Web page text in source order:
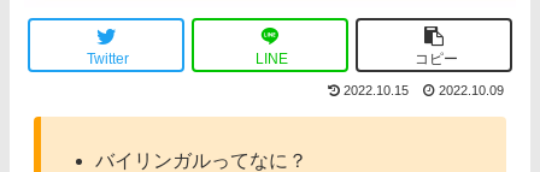
Twitter LINE コピー
2022.10.15 2022.10.09
バイリンガルってなに？